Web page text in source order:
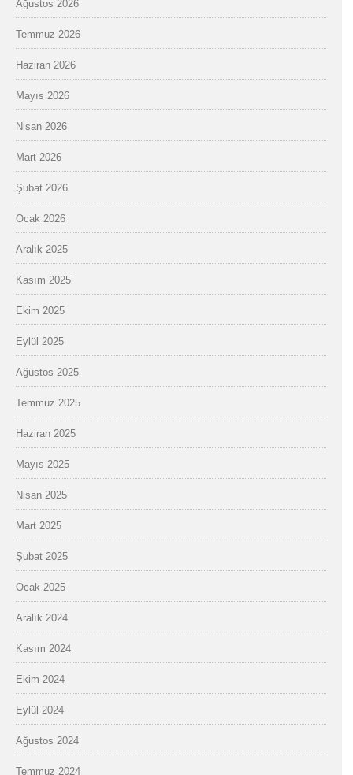
Ağustos 2026
Temmuz 2026
Haziran 2026
Mayıs 2026
Nisan 2026
Mart 2026
Şubat 2026
Ocak 2026
Aralık 2025
Kasım 2025
Ekim 2025
Eylül 2025
Ağustos 2025
Temmuz 2025
Haziran 2025
Mayıs 2025
Nisan 2025
Mart 2025
Şubat 2025
Ocak 2025
Aralık 2024
Kasım 2024
Ekim 2024
Eylül 2024
Ağustos 2024
Temmuz 2024